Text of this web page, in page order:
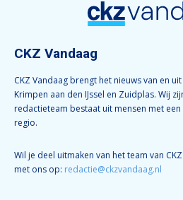
CKZ Vandaag
CKZ Vandaag brengt het nieuws van en
Krimpen aan den IJssel en Zuidplas. Wij
redactieteam bestaat uit mensen met
regio.
Wil je deel uitmaken van het team van
met ons op: redactie@ckzvandaag.nl